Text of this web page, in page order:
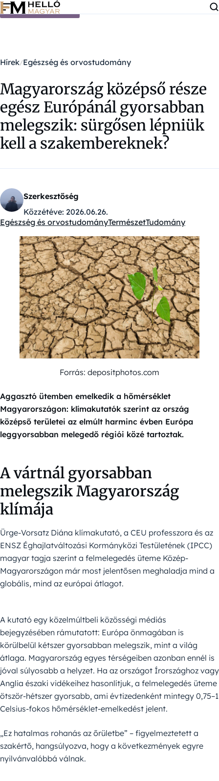
Ugrás a tartalomra
Hírek Egészség és orvostudomány
Magyarország középső része
egész Európánál gyorsabban
melegszik: sürgősen lépniük
kell a szakembereknek?
Szerkesztőség
Közzétéve: 2026.06.26.
Kategóriák:
Egészség és orvostudományTermészetTudomány
Forrás: depositphotos.com
Aggasztó ütemben emelkedik a hőmérséklet
Magyarországon: klímakutatók szerint az ország
középső területei az elmúlt harminc évben Európa
leggyorsabban melegedő régiói közé tartoztak.
A vártnál gyorsabban
melegszik Magyarország
klímája
Ürge-Vorsatz Diána klímakutató, a CEU professzora és az
ENSZ Éghajlatváltozási Kormányközi Testületének (IPCC)
magyar tagja szerint a felmelegedés üteme Közép-
Magyarországon már most jelentősen meghaladja mind a
globális, mind az európai átlagot.
A kutató egy közelmúltbeli közösségi médiás
bejegyzésében rámutatott: Európa önmagában is
körülbelül kétszer gyorsabban melegszik, mint a világ
átlaga. Magyarország egyes térségeiben azonban ennél is
jóval súlyosabb a helyzet. Ha az országot Írországhoz vagy
Anglia északi vidékeihez hasonlítjuk, a felmelegedés üteme
ötször-hétszer gyorsabb, ami évtizedenként mintegy 0,75–1
Celsius-fokos hőmérséklet-emelkedést jelent.
„Ez hatalmas rohanás az őrületbe” – figyelmeztetett a
szakértő, hangsúlyozva, hogy a következmények egyre
nyilvánvalóbbá válnak.